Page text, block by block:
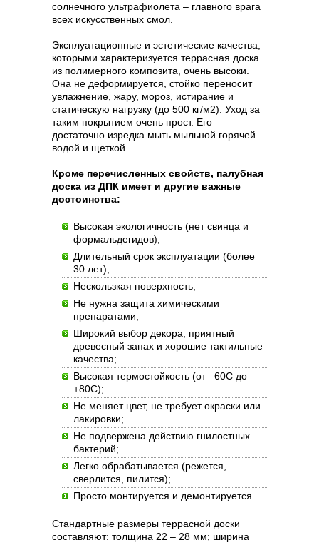
солнечного ультрафиолета – главного врага
всех искусственных смол.
Эксплуатационные и эстетические качества,
которыми характеризуется террасная доска
из полимерного композита, очень высоки.
Она не деформируется, стойко переносит
увлажнение, жару, мороз, истирание и
статическую нагрузку (до 500 кг/м2). Уход за
таким покрытием очень прост. Его
достаточно изредка мыть мыльной горячей
водой и щеткой.
Кроме перечисленных свойств, палубная
доска из ДПК имеет и другие важные
достоинства:
Высокая экологичность (нет свинца и
формальдегидов);
Длительный срок эксплуатации (более
30 лет);
Нескользкая поверхность;
Не нужна защита химическими
препаратами;
Широкий выбор декора, приятный
древесный запах и хорошие тактильные
качества;
Высокая термостойкость (от –60С до
+80С);
Не меняет цвет, не требует окраски или
лакировки;
Не подвержена действию гнилостных
бактерий;
Легко обрабатывается (режется,
сверлится, пилится);
Просто монтируется и демонтируется.
Стандартные размеры террасной доски
составляют: толщина 22 – 28 мм; ширина